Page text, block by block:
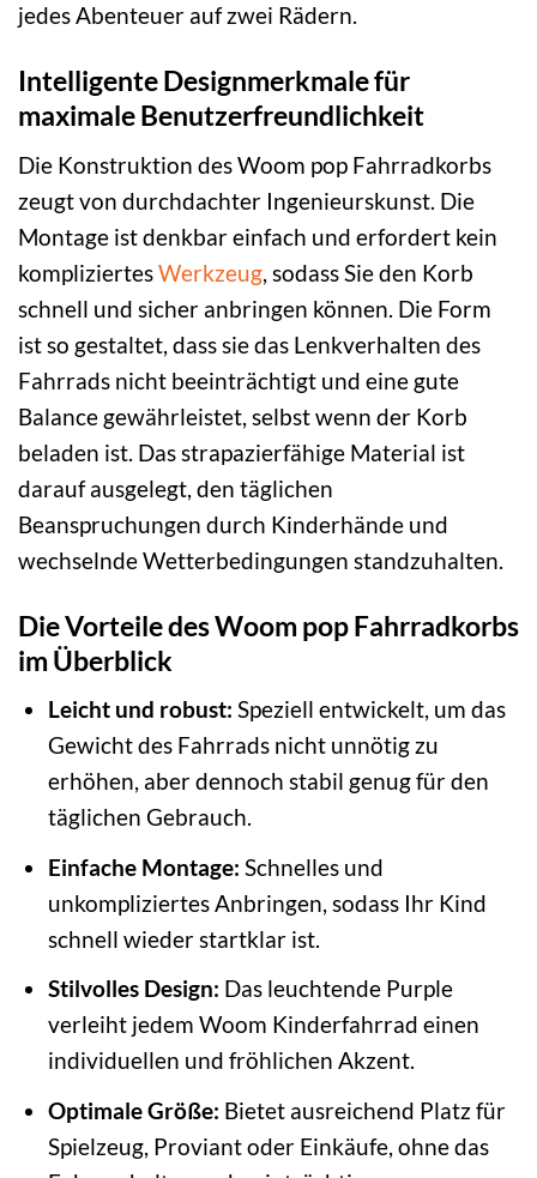
jedes Abenteuer auf zwei Rädern.
Intelligente Designmerkmale für
maximale Benutzerfreundlichkeit
Die Konstruktion des Woom pop Fahrradkorbs
zeugt von durchdachter Ingenieurskunst. Die
Montage ist denkbar einfach und erfordert kein
kompliziertesWerkzeug , sodass Sie den Korb
schnell und sicher anbringen können. Die Form
ist so gestaltet, dass sie das Lenkverhalten des
Fahrrads nicht beeinträchtigt und eine gute
Balance gewährleistet, selbst wenn der Korb
beladen ist. Das strapazierfähige Material ist
darauf ausgelegt, den täglichen
Beanspruchungen durch Kinderhände und
wechselnde Wetterbedingungen standzuhalten.
Die Vorteile des Woom pop Fahrradkorbs
im Überblick
Leicht und robust: Speziell entwickelt, um das
Gewicht des Fahrrads nicht unnötig zu
erhöhen, aber dennoch stabil genug für den
täglichen Gebrauch.
Einfache Montage: Schnelles und
unkompliziertes Anbringen, sodass Ihr Kind
schnell wieder startklar ist.
Stilvolles Design: Das leuchtende Purple
verleiht jedem Woom Kinderfahrrad einen
individuellen und fröhlichen Akzent.
Optimale Größe: Bietet ausreichend Platz für
Spielzeug, Proviant oder Einkäufe, ohne das